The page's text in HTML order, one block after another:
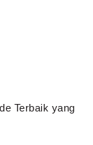
Terbaik yang